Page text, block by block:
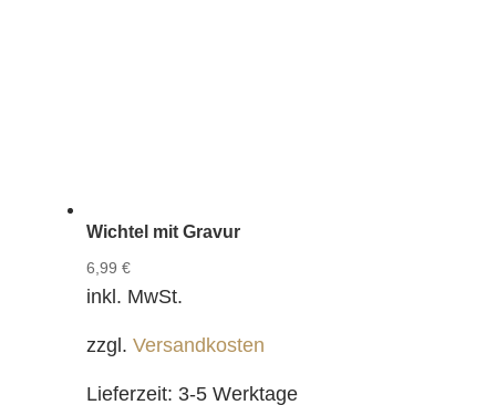
Wichtel mit Gravur
6,99 €
inkl. MwSt.
zzgl. Versandkosten
Lieferzeit: 3-5 Werktage